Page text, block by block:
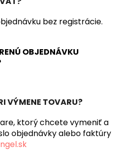
bez registrácie.
OBJEDNÁVKU
VÝMENE TOVARU?
ktorý chcete vymeniť a
objednávky alebo faktúry